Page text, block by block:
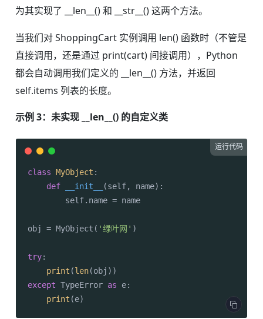
为其实现了 __len__() 和 __str__() 这两个方法。
当我们对 ShoppingCart 实例调用 len() 函数时（不管是
直接调用，还是通过 print(cart) 间接调用），Python
都会自动调用我们定义的 __len__() 方法，并返回
self.items 列表的长度。
示例 3：未实现 __len__() 的自定义类
运行代码
class MyObject :
def
__init__ (self, name):
self.name = name
obj = MyObject( '绿叶网' )
try:
print (len
except TypeError as e:
print